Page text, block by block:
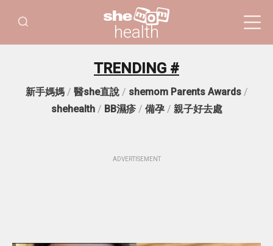
health
TRENDING #
新手媽媽/ 醫she直說/ shemom Parents Awards/
shehealth/ BB濕疹/ 備孕/ 親子好去處
ADVERTISEMENT